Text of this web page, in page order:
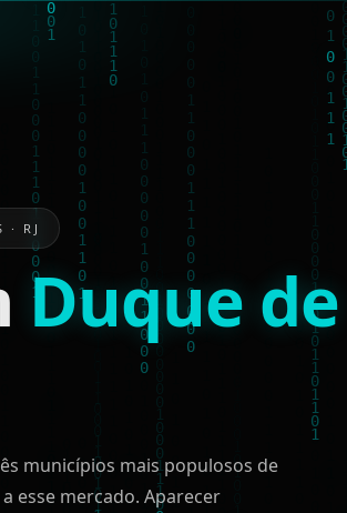
· RJ
Duque de
municípios mais populosos de
esse mercado. Aparecer